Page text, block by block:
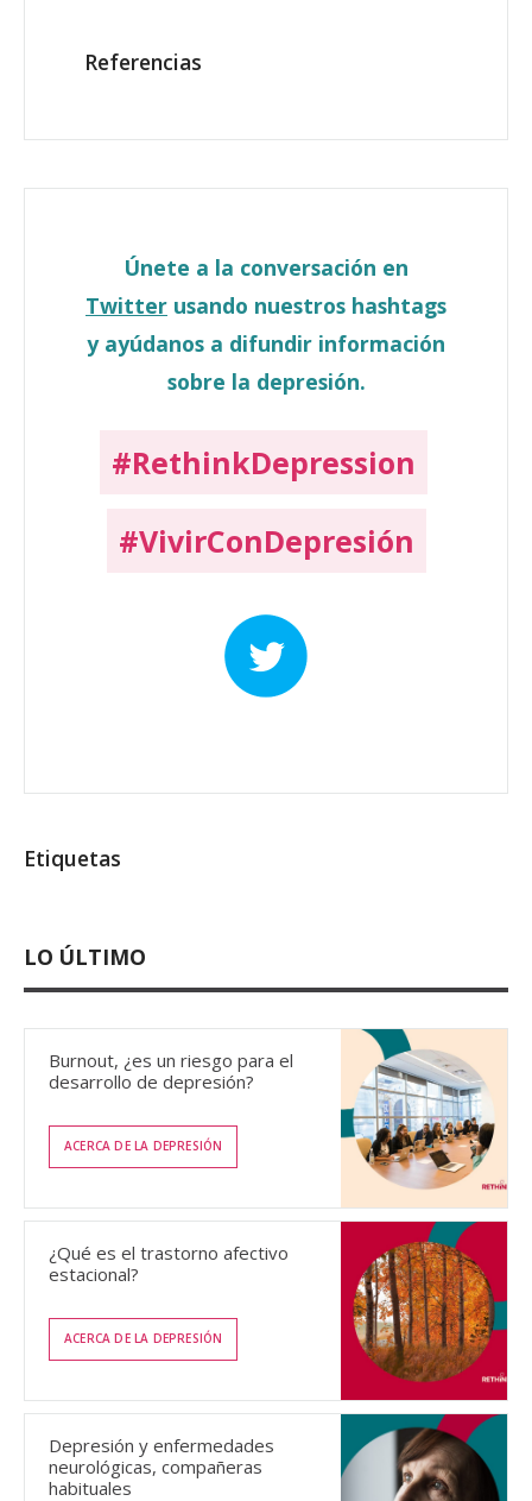
Referencias
Únete a la conversación en
Twitter usando nuestros hashtags
y ayúdanos a difundir información
sobre la depresión.
#RethinkDepression
#VivirConDepresión
Etiquetas
LO ÚLTIMO
Burnout, ¿es un riesgo para el
desarrollo de depresión?
ACERCA DE LA DEPRESIÓN
¿Qué es el trastorno afectivo
estacional?
ACERCA DE LA DEPRESIÓN
Depresión y enfermedades
neurológicas, compañeras
habituales